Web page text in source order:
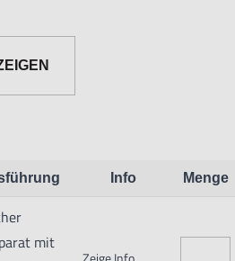
Info Menge
mit